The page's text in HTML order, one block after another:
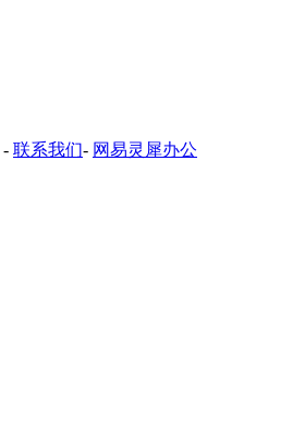
- 联系我们- 网易灵犀办公